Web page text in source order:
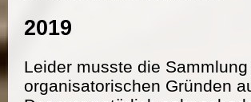
2019
Leider musste die
organisatorischen Gründen